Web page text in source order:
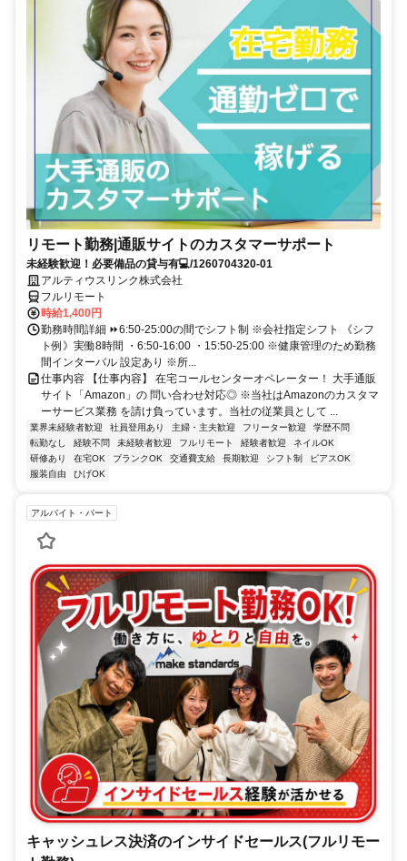
リモート勤務|通販サイトのカスタマーサポート
未経験歓迎！必要備品の貸与有💻/1260704320-01
アルティウスリンク株式会社
フルリモート
時給1,400円
勤務時間詳細 ⏩6:50-25:00の間でシフト制 ※会社指定シフト 《シフ
ト例》実働8時間 ・6:50-16:00 ・15:50-25:00 ※健康管理のため勤務
間インターバル 設定あり ※所...
仕事内容 【仕事内容】 在宅コールセンターオペレーター！ 大手通販
サイト「Amazon」の 問い合わせ対応◎ ※当社はAmazonのカスタマ
ーサービス業務 を請け負っています。当社の従業員として ...
業界未経験者歓迎 社員登用あり 主婦・主夫歓迎 フリーター歓迎
学歴不問
転勤なし
経験不問 未経験者歓迎 フルリモート 経験者歓迎
ネイルOK
研修あり
在宅OK ブランクOK 交通費支給 長期歓迎 シフト制
ピアスOK
服装自由
ひげOK
アルバイト・パート
キャッシュレス決済のインサイドセールス(フルリモー